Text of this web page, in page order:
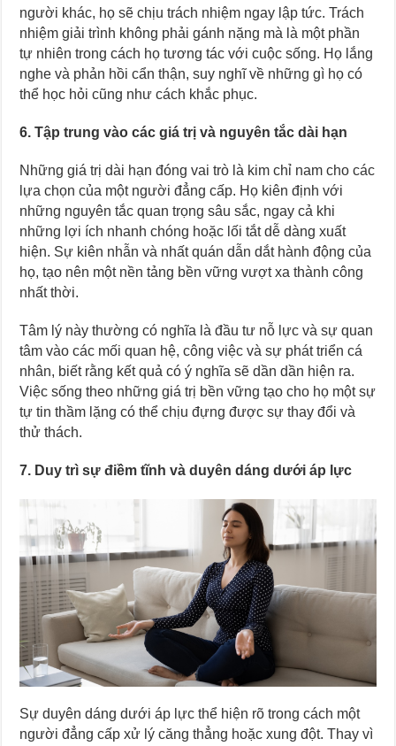
người khác, họ sẽ chịu trách nhiệm ngay lập tức. Trách
nhiệm giải trình không phải gánh nặng mà là một phần
tự nhiên trong cách họ tương tác với cuộc sống. Họ lắng
nghe và phản hồi cẩn thận, suy nghĩ về những gì họ có
thể học hỏi cũng như cách khắc phục.
6. Tập trung vào các giá trị và nguyên tắc dài hạn
Những giá trị dài hạn đóng vai trò là kim chỉ nam cho các
lựa chọn của một người đẳng cấp. Họ kiên định với
những nguyên tắc quan trọng sâu sắc, ngay cả khi
những lợi ích nhanh chóng hoặc lối tắt dễ dàng xuất
hiện. Sự kiên nhẫn và nhất quán dẫn dắt hành động của
họ, tạo nên một nền tảng bền vững vượt xa thành công
nhất thời.
Tâm lý này thường có nghĩa là đầu tư nỗ lực và sự quan
tâm vào các mối quan hệ, công việc và sự phát triển cá
nhân, biết rằng kết quả có ý nghĩa sẽ dần dần hiện ra.
Việc sống theo những giá trị bền vững tạo cho họ một sự
tự tin thầm lặng có thể chịu đựng được sự thay đổi và
thử thách.
7. Duy trì sự điềm tĩnh và duyên dáng dưới áp lực
Sự duyên dáng dưới áp lực thể hiện rõ trong cách một
người đẳng cấp xử lý căng thẳng hoặc xung đột. Thay vì